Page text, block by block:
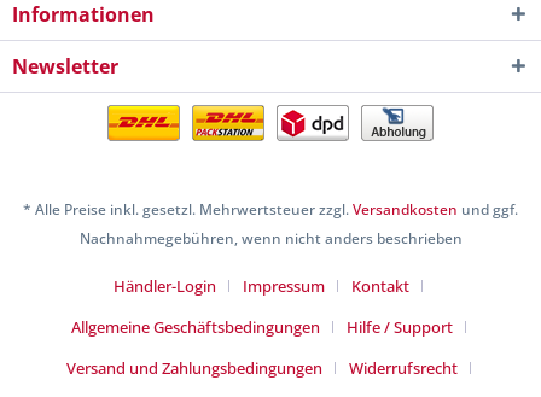
Informationen
Newsletter
* Alle Preise inkl. gesetzl. Mehrwertsteuer zzgl.Versandkosten und ggf.
Nachnahmegebühren, wenn nicht anders beschrieben
Händler-Login Impressum
Kontakt
Allgemeine Geschäftsbedingungen
Hilfe / Support
Versand und Zahlungsbedingungen
Widerrufsrecht